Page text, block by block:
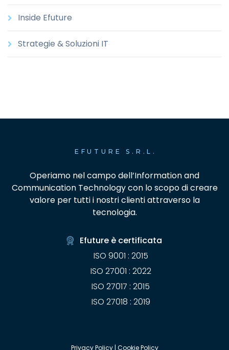
Inside Efuture
Strategie & Soluzioni IT
EFUTURE S.R.L.
Operiamo nel campo dell’Information and
Communication Technology con lo scopo di creare
valore per tutti i nostri clienti attraverso la
tecnologia.
Efuture è certificata
ISO 9001 : 2015
ISO 27001 : 2022
ISO 27017 : 2015
ISO 27018 : 2019
Privacy Policy| Cookie Policy